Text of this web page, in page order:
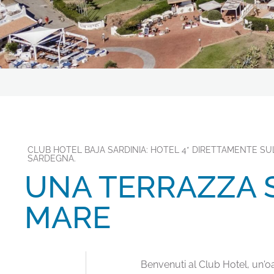
LA NOSTRA STORIA
OFFERTE
ESPERIENZE
SEGUICI SUI SOCIAL
CLUB HOTEL BAJA SARDINIA: HOTEL 4* DIRETTAMENTE
SARDEGNA.
UNA TERRAZZA
MARE
Benvenuti al Club Hotel,